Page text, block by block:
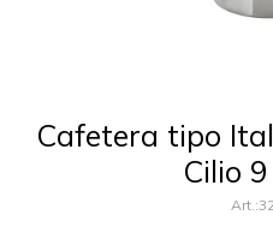
Cafetera tipo
Cilio